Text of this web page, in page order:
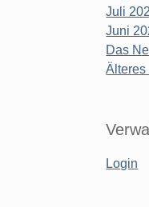
Juli
Juni
Das
Älteres
Login